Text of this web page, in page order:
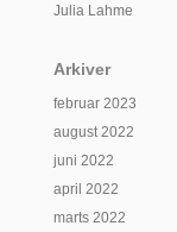
Julia Lahme
Arkiver
februar 2023
august 2022
juni 2022
april 2022
marts 2022